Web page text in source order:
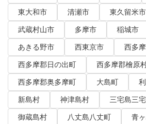
東大和市
清瀬市
東久留米市
武蔵村山市
多摩市 稲城市
あきる野市
西東京市
西多
西多摩郡日の出町
西多摩郡檜原
西多摩郡奥多摩町
大島町
新島村
神津島村
三宅島三
御蔵島村
八丈島八丈町
青